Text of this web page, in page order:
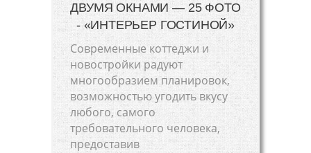
ДВУМЯ ОКНАМИ — 25 ФОТО
- «ИНТЕРЬЕР ГОСТИНОЙ»
Современные коттеджи и
новостройки радуют
многообразием планировок,
возможностью угодить вкусу
любого, самого
требовательного человека,
предоставив